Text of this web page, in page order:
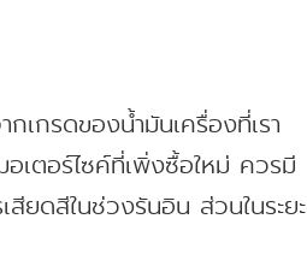
เกรดของน้ำมันเครื่องที่เรา
เตอร์ไซค์ที่เพิ่งซื้อใหม่ ควรมี
สียดสีในช่วงรันอิน ส่วนในระยะ